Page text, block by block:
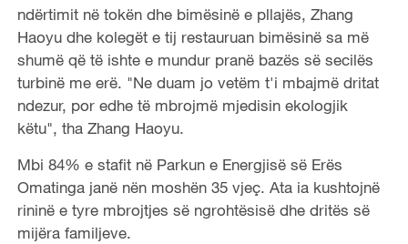
ndërtimit në tokën dhe bimësinë e pllajës, Zhang
Haoyu dhe kolegët e tij restauruan bimësinë sa më
shumë që të ishte e mundur pranë bazës së secilës
turbinë me erë. "Ne duam jo vetëm t'i mbajmë dritat
ndezur, por edhe të mbrojmë mjedisin ekologjik
këtu", tha Zhang Haoyu.
Mbi 84% e stafit në Parkun e Energjisë së Erës
Omatinga janë nën moshën 35 vjeç. Ata ia kushtojnë
rininë e tyre mbrojtjes së ngrohtësisë dhe dritës së
mijëra familjeve.